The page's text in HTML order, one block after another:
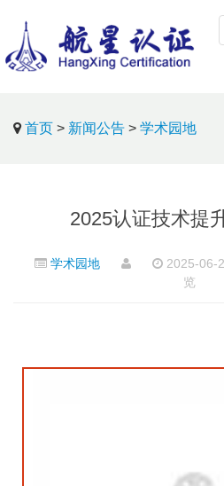
首页 > 新闻公告 > 学术园地
2025认证技术提
学术园地 2025-06-
览